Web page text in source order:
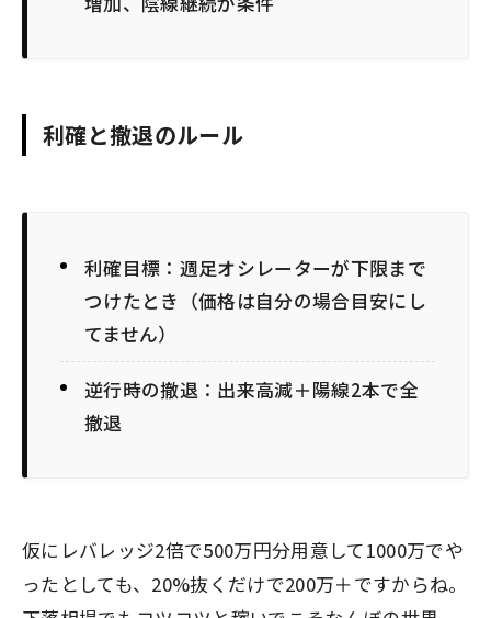
利確と撤退のルール
利確目標：週足オシレーターが下限まで
つけたとき（価格は自分の場合目安にし
てません）
逆行時の撤退：出来高減＋陽線2本で全
撤退
仮にレバレッジ2倍で500万円分用意して1000万でや
ったとしても、20%抜くだけで200万＋ですからね。